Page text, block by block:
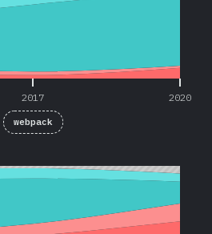
2017 2020
webpack